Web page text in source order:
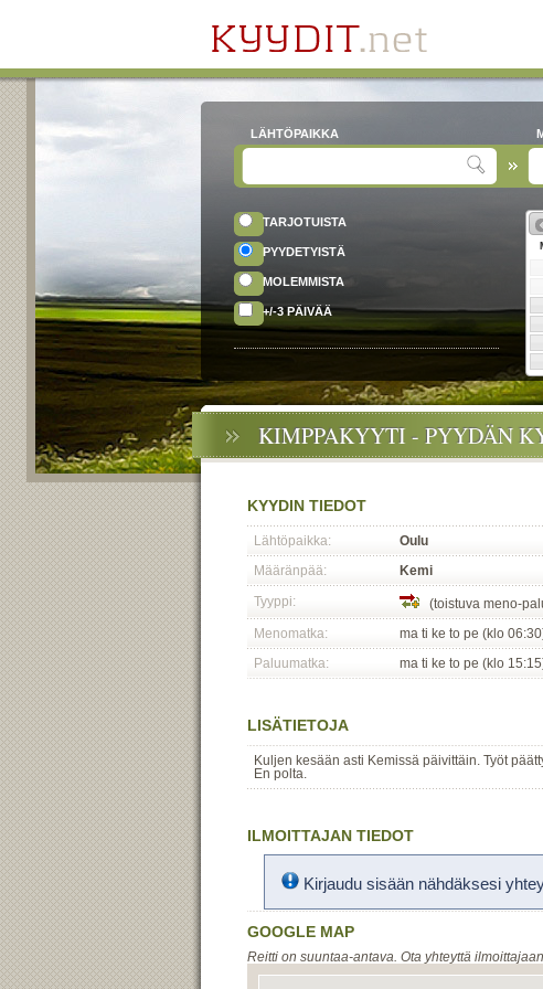
LÄHTÖPAIKKA
TARJOTUISTA
PYYDETYISTÄ
MOLEMMISTA
+/-3 PÄIVÄÄ
KIMPPAKYYTI - PYYDÄN
KYYDIN TIEDOT
Lähtöpaikka:
Oulu
Määränpää:
Kemi
Tyyppi:
(toistuva meno-
Menomatka:
ma ti ke to pe (klo
Paluumatka:
ma ti ke to pe (klo
LISÄTIETOJA
Kuljen kesään asti Kemissä päivittäin. Työt
En polta.
ILMOITTAJAN TIEDOT
Kirjaudu sisään nähdäksesi
GOOGLE MAP
Reitti on suuntaa-antava. Ota yhteyttä